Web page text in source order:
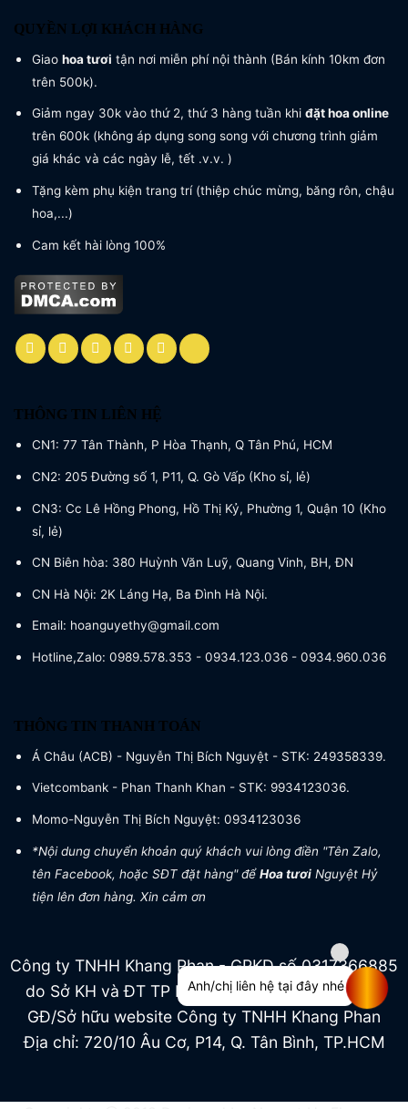
QUYỀN LỢI KHÁCH HÀNG
Giao hoa tươi tận nơi miễn phí nội thành (Bán kính 10km đơn
trên 500k).
Giảm ngay 30k vào thứ 2, thứ 3 hàng tuần khi đặt hoa online
trên 600k (không áp dụng song song với chương trình giảm
giá khác và các ngày lễ, tết .v.v. )
Tặng kèm phụ kiện trang trí (thiệp chúc mừng, băng rôn, chậu
hoa,...)
Cam kết hài lòng 100%
THÔNG TIN LIÊN HỆ
CN1: 77 Tân Thành, P Hòa Thạnh, Q Tân Phú, HCM
CN2: 205 Đường số 1, P11, Q. Gò Vấp (Kho sỉ, lẻ)
CN3: Cc Lê Hồng Phong, Hồ Thị Kỷ, Phường 1, Quận 10 (Kho
sỉ, lẻ)
CN Biên hòa: 380 Huỳnh Văn Luỹ, Quang Vinh, BH, ĐN
CN Hà Nội: 2K Láng Hạ, Ba Đình Hà Nội.
Email: hoanguyethy@gmail.com
Hotline,Zalo: 0989.578.353 - 0934.123.036 - 0934.960.036
THÔNG TIN THANH TOÁN
Á Châu (ACB) - Nguyễn Thị Bích Nguyệt - STK: 249358339.
Vietcombank - Phan Thanh Khan - STK: 9934123036.
Momo-Nguyễn Thị Bích Nguyệt: 0934123036
*Nội dung chuyển khoản quý khách vui lòng điền "Tên Zalo,
tên Facebook, hoặc SĐT đặt hàng" đểHoa tươi Nguyệt Hỷ
tiện lên đơn hàng. Xin cảm ơn
Công ty TNHH Khang Phan - GPKD số 0317366885
do Sở KH và ĐT TP HCM cấp ngày 04/07/2022
GĐ/Sở hữu website Công ty TNHH Khang Phan
Địa chỉ: 720/10 Âu Cơ, P14, Q. Tân Bình, TP.HCM
Anh/chị liên hệ tại đây nhé